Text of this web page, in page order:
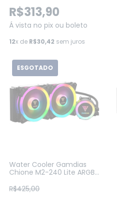
(WC-502)
R$313,90
Á vista no pix ou boleto
12x de R$30,42 sem juros
ESGOTADO
Water Cooler Gamdias
Chione M2-240 Lite ARGB,
R$425,00